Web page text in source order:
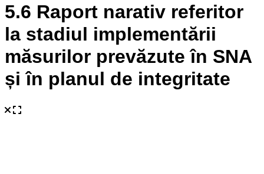
5.6 Raport narativ referitor
la stadiul implementării
măsurilor prevăzute în SNA
și în planul de integritate